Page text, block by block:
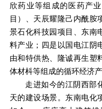
欣药业等组成的医药产
目）、天辰耀隆己内酰胺
景石化科技园项目、东南
料产业；四是以国电江阴
由和特供热、隆诚再生塑
体材枓等组成的循环经济产
走进如今的江阴西部
天的建设场景。东南电化